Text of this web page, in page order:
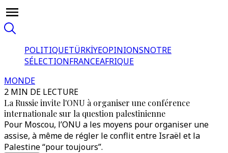
POLITIQUETÜRKİYEOPINIONSNOTRE
SÉLECTIONFRANCEAFRIQUE
MONDE
2 MIN DE LECTURE
La Russie invite l'ONU à organiser une conférence
internationale sur la question palestinienne
Pour Moscou, l’ONU a les moyens pour organiser une
assise, à même de régler le conflit entre Israël et la
Palestine “pour toujours”.